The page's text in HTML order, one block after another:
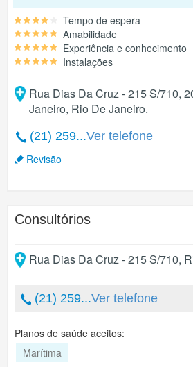
Tempo de espera
Amabilidade
Experiência e conhecimento
Instalações
Rua Dias Da Cruz - 215 S/710,
Janeiro, Rio De Janeiro.
(21) 259...Ver telefone
Revisão
Consultórios
Rua Dias Da Cruz - 215 S/710,
(21) 259...Ver telefone
Planos de saúde aceitos:
Marítima